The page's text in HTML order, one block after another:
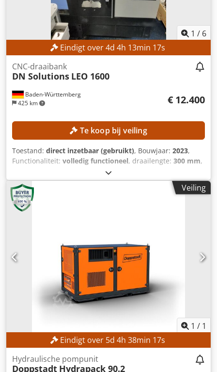
1 / 6
Eindigt over4d 4h 13min 15s
Baden-Württemberg
425 km
CNC-draaibank
DN Solutions LEO 1600
€ 12.400
Te koop bij veiling
Toestand: direct inzetbaar (gebruikt), Bouwjaar: 2023,
Functionaliteit: volledig functioneel, draailengte: 300 mm,
, spil doorgang:
spilsnelheid (max.):4.500 rpm, controller model:FANUC
CNC, De machine kan op afspraak en met een
aanlooptermijn van drie dagen worden bezichtigd.
TECHNISCHE GEGEVENS Maximale draaidiameter: ca. 300
hoofdspindelsnelheid: 4.500 toeren/min
Gereedschapstoren: 12 stations MACHINEGEGEVENS
Besturing: FANUC CNC Machinegewicht: ca. 2.200 kg
Bedrijfstijden: ca. 6.458 uur Spindeltijden: ca. 4.300 uur
Spanning: AC 380 V (met of zonder transformator)
Nominaal vermogen: 14,97 kVA Volbelastingsstroom: 22,74
A Credpfx Ajznb Ntjf Rsf Schakelcapaciteit: 5 kA
Kortsluitcapaciteit: 10 kA Vermogen elektromotor volgens
fabrikant: 7,5 kW UITRUSTING Technische documentatie
Krachtige hoofdspindel Robuuste machineconstructie voor
hoge maatnauwkeurigheid Gereedschapstoren met snelle
indexering Compacte constructie met een beperkte
ruimtebehoefte Gebruiksvriendelijke CNC-besturing Hoge
Veiling
1 / 1
Eindigt over 5d 4h 38min 15s
Hydraulische pompunit
Doppstadt Hydrapack 90.2